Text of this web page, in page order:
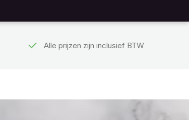
Alle prijzen zijn inclusief BTW